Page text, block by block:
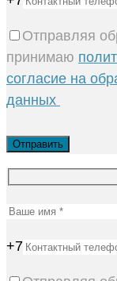
Отправляя
принимаю
согласие на
данных
+7